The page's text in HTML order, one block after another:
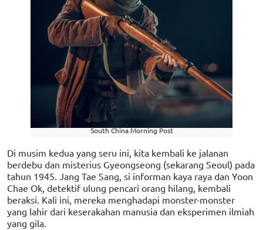
South China Morning Post
Di musim kedua yang seru ini, kita kembali ke jalanan
berdebu dan misterius Gyeongseong (sekarang Seoul) pada
tahun 1945. Jang Tae Sang, si informan kaya raya dan Yoon
Chae Ok, detektif ulung pencari orang hilang, kembali
beraksi. Kali ini, mereka menghadapi monster-monster
yang lahir dari keserakahan manusia dan eksperimen ilmiah
yang gila.